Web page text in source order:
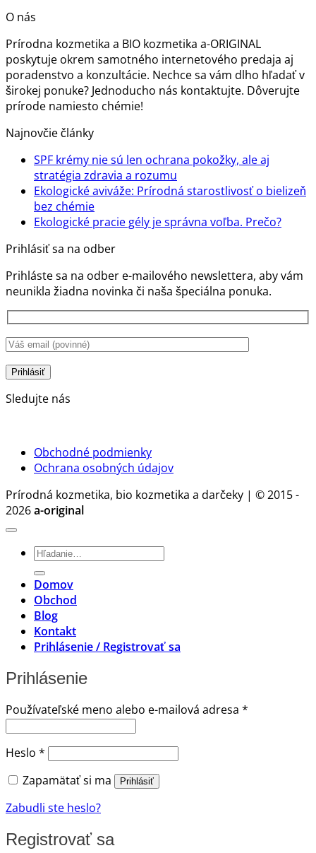
through
16.95€
O nás
Prírodna kozmetika a BIO kozmetika a-ORIGINAL
poskytuje okrem samotného internetového predaja aj
poradenstvo a konzultácie. Nechce sa vám dlho hľadať v
širokej ponuke? Jednoducho nás kontaktujte. Dôverujte
prírode namiesto chémie!
Najnovčie články
SPF krémy nie sú len ochrana pokožky, ale aj
stratégia zdravia a rozumu
komentáre
SPF
len
ochrana
pokožky,
ale
Ekologické aviváže: Prírodná starostlivosť o bielizeň
bez chémieŽiadne
komentáre
Ekologické
aviváže:
Prírodná
starostlivosť
o
bielizeň
Ekologické pracie gély je správna voľba. Prečo?
pracie
je
Prihlásiť sa na odber
Prihláste sa na odber e-mailového newslettera, aby vám
neunikla žiadna novinka či naša špeciálna ponuka.
Sledujte nás
Obchodné podmienky
Ochrana osobných údajov
Prírodná kozmetika, bio kozmetika a darčeky | © 2015 -
2026a-original
Hľadať:
Domov
Obchod
Blog
Kontakt
Prihlásenie / Registrovať sa
Prihlásenie
Používateľské meno alebo e-mailová adresa *
Heslo * Povinné
Zapamätať si ma
Prihlásiť
Zabudli ste heslo?
Registrovať sa